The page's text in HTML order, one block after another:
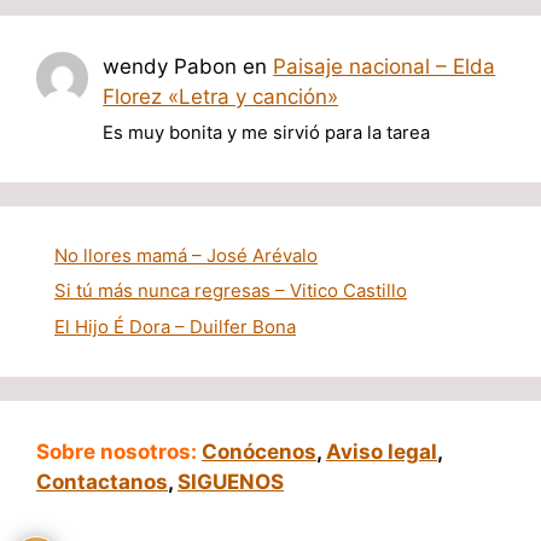
wendy Pabon en Paisaje nacional – Elda
Florez «Letra y canción»
Es muy bonita y me sirvió para la tarea
No llores mamá – José Arévalo
Si tú más nunca regresas – Vitico Castillo
El Hijo É Dora – Duilfer Bona
Sobre nosotros: Conócenos, Aviso legal,
Contactanos, SIGUENOS